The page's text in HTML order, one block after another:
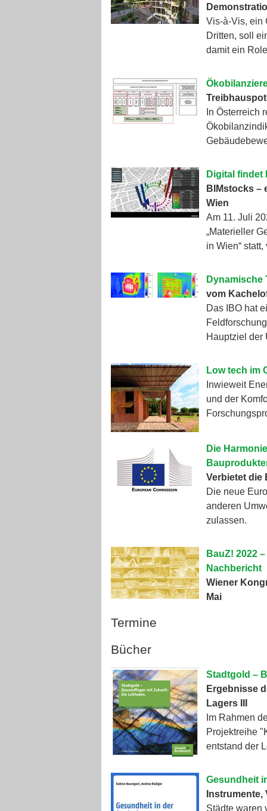
Vis-à-Vis, ein
Dritten, soll
damit ein
In Österreich
Digital findet
BIMstocks –
Wien
Am 11. Juli
„Materieller
in Wien“
Dynamische
vom
Das IBO hat
Hauptziel
Low tech im
Inwieweit
und der
Die
Verbietet die
Die neue
anderen
zulassen.
BauZ! 2022
Nachbericht
Wiener
Mai
Termine
Bücher
Stadtgold –
Ergebnisse
Lagers III
Im Rahmen
Projektreihe
entstand der
Gesundheit
Instrumente,
Städte waren